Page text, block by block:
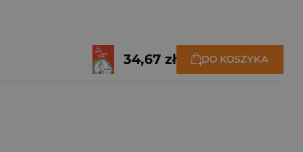
34,67 zł DO KOSZYKA